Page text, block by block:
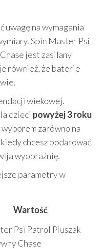
uwagę na wymagania
Spin Master Psi
jest zasilany
również, że baterie
wiekowej.
dzieci powyżej 3 roku
wyborem zarówno na
chcesz podarować
wyobraźnię.
parametry w
Wartość
Psi Patrol Pluszak
Chase